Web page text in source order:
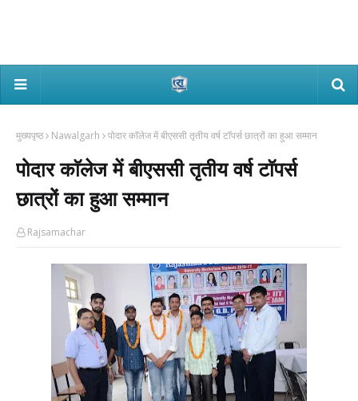
मुख्यपृष्ठ Nawalgarh पोदार काॅलेज में बीएससी तृतीय वर्ष टाॅपर्स छात्रों का हुआ सम्मान
पोदार काॅलेज में बीएससी तृतीय वर्ष टाॅपर्स
छात्रों का हुआ सम्मान
Rajsamachar